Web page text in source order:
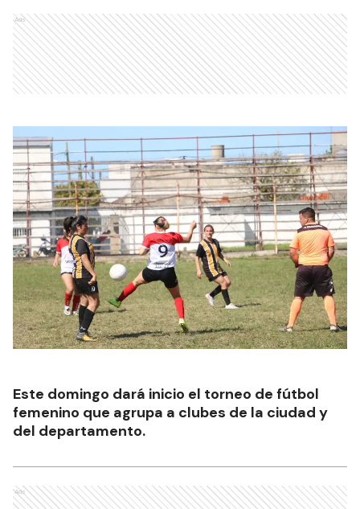
Ads
Este domingo dará inicio el torneo de fútbol
femenino que agrupa a clubes de la ciudad y
del departamento.
Ads